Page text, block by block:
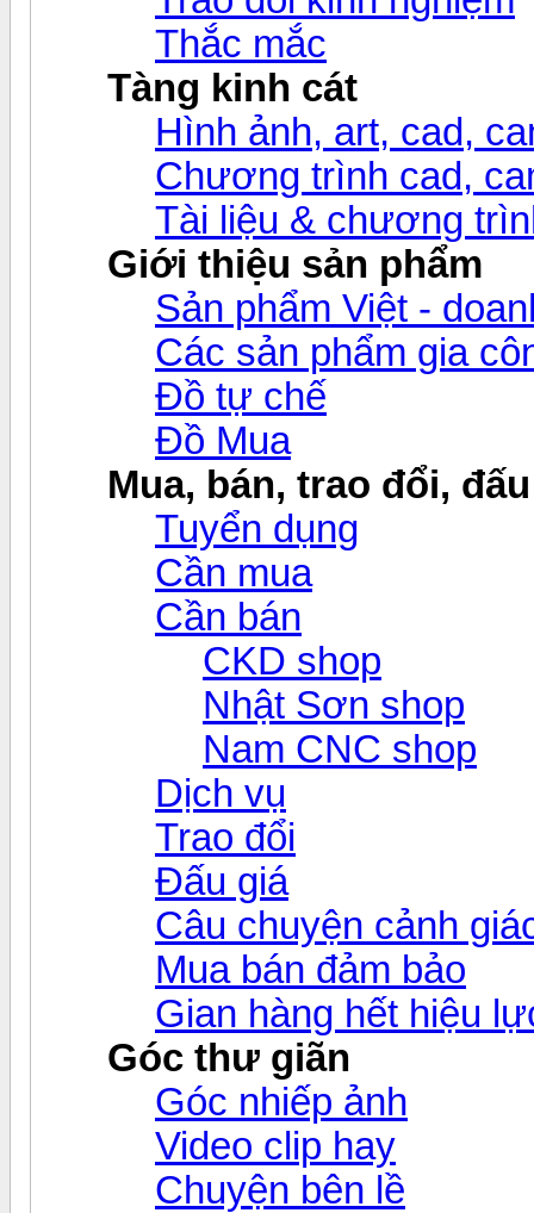
Thắc mắc
Tàng kinh cát
Hình ảnh, art, cad,
Chương trình cad,
Tài liệu & chương
Giới thiệu sản phẩm
Sản phẩm Việt -
Các sản phẩm gia
Đồ tự chế
Đồ Mua
Mua, bán, trao đổi,
Tuyển dụng
Cần mua
Cần bán
CKD shop
Nhật Sơn shop
Nam CNC shop
Dịch vụ
Trao đổi
Đấu giá
Câu chuyện cảnh
Mua bán đảm bảo
Gian hàng hết hiệu
Góc thư giãn
Góc nhiếp ảnh
Video clip hay
Chuyện bên lề